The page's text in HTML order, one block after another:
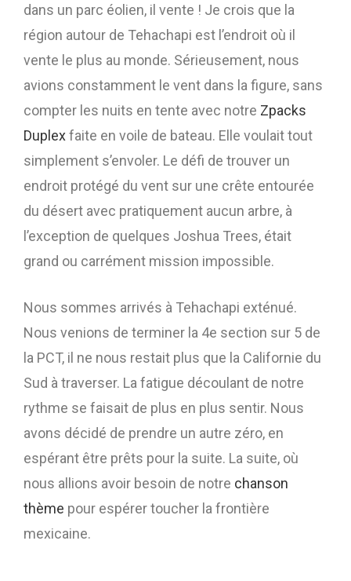
dans un parc éolien, il vente ! Je crois que la
région autour de Tehachapi est l’endroit où il
vente le plus au monde. Sérieusement, nous
avions constamment le vent dans la figure, sans
compter les nuits en tente avec notre Zpacks
Duplexfaite en voile de bateau. Elle voulait tout
simplement s’envoler. Le défi de trouver un
endroit protégé du vent sur une crête entourée
du désert avec pratiquement aucun arbre, à
l’exception de quelques Joshua Trees, était
grand ou carrément mission impossible.
Nous sommes arrivés à Tehachapi exténué.
Nous venions de terminer la 4e section sur 5 de
la PCT, il ne nous restait plus que la Californie du
Sud à traverser. La fatigue découlant de notre
rythme se faisait de plus en plus sentir. Nous
avons décidé de prendre un autre zéro, en
espérant être prêts pour la suite. La suite, où
nous allions avoir besoin de notre chanson
thème pour espérer toucher la frontière
mexicaine.